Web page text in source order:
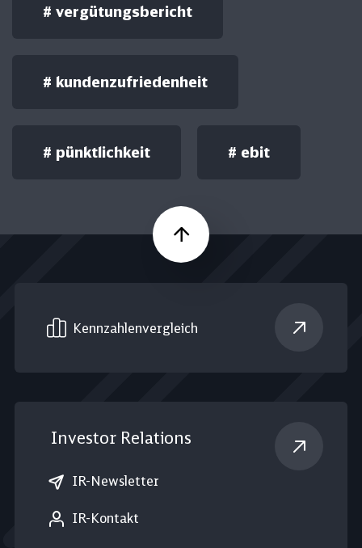
# vergütungsbericht
# kundenzufriedenheit
# pünktlichkeit # ebit
Nach oben
Kennzahlen­vergleich
Investor Relations
IR-Newsletter
IR-Kontakt